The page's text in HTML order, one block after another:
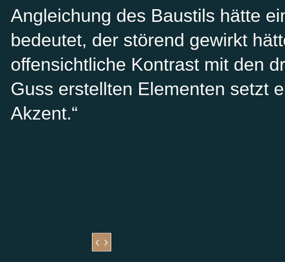
Angleichung des Baustils hätte
bedeutet, der störend gewirkt
offensichtliche Kontrast mit den
Guss erstellten Elementen setzt
Akzent.“